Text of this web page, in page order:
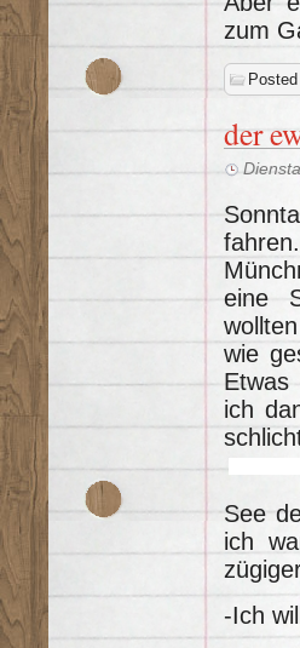
zum
der
eine
wie
ich
See
ich
-Ich